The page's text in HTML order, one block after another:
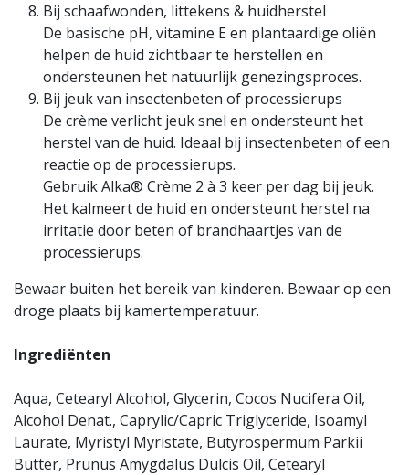
Bij schaafwonden, littekens & huidherstel
De basische pH, vitamine E en plantaardige oliën
helpen de huid zichtbaar te herstellen en
ondersteunen het natuurlijk genezingsproces.
Bij jeuk van insectenbeten of processierups
De crème verlicht jeuk snel en ondersteunt het
herstel van de huid. Ideaal bij insectenbeten of een
reactie op de processierups.
Gebruik Alka® Crème 2 à 3 keer per dag bij jeuk.
Het kalmeert de huid en ondersteunt herstel na
irritatie door beten of brandhaartjes van de
processierups.
Bewaar buiten het bereik van kinderen. Bewaar op een
droge plaats bij kamertemperatuur.
Ingrediënten
Aqua, Cetearyl Alcohol, Glycerin, Cocos Nucifera Oil,
Alcohol Denat., Caprylic/Capric Triglyceride, Isoamyl
Laurate, Myristyl Myristate, Butyrospermum Parkii
Butter, Prunus Amygdalus Dulcis Oil, Cetearyl